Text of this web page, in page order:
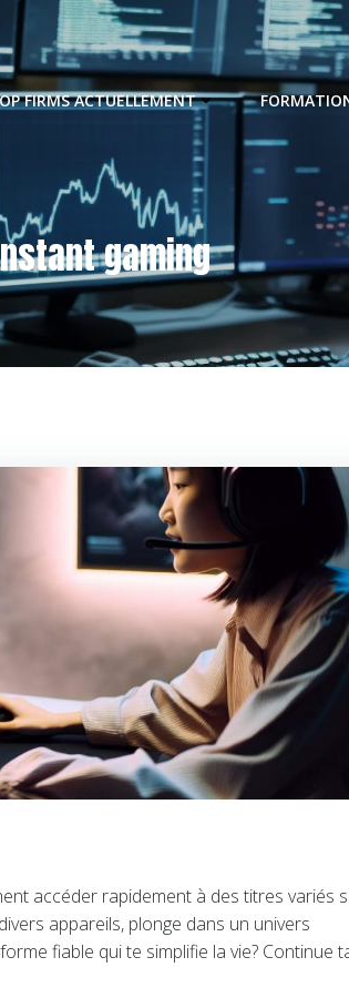
FIRMS ACTUELLEMENT
gaming
accéder rapidement à des titres variés
appareils, plonge dans un univers
fiable qui te simplifie la vie? Continue